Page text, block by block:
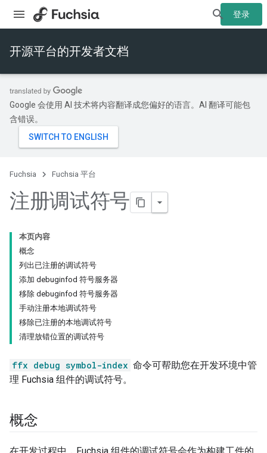
登录
开源平台的开发者文档
Google 会使用 AI 技术将内容翻译成您偏好的语言。AI 翻译可能包
含错误。
Fuchsia Fuchsia 平台
注册调试符号
本页内容
概念
列出已注册的调试符号
添加 debuginfod 符号服务器
移除 debuginfod 符号服务器
手动注册本地调试符号
移除已注册的本地调试符号
清理放错位置的调试符号
ffx debug symbol-index 命令可帮助您在开发环境中管
理 Fuchsia 组件的调试符号。
概念